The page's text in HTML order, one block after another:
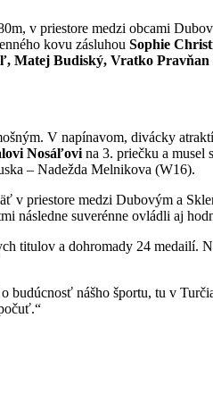
v priestore medzi obcami
kovu zásluhou Sophie
Matej Budiský, Vratko Pravňan
V napínavom, divácky
Nosáľovi na 3. priečku a musel
– Nadežda Melnikova (W16).
v priestore medzi Dubovým a
následne suverénne ovládli aj
titulov a dohromady 24 medailí.
nášho športu, tu v